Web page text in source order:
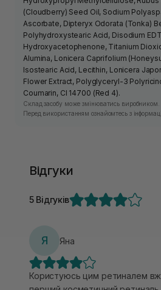
(Cloudberry) Seed Oil, Sodium
Ascorbate, Dipteryx Odorata (Tonka)
Polyhydroxystearic Acid, Disodium
Hydroxyacetophenone, Titanium
Alumina, Lonicera Caprifolium
Isostearic Acid, Lecithin, Lonicera
Flower Extract, Polyglyceryl-3
Coumarin, CI 14700 (Red 4).
Склад засобу може змінюватись виробником.
Перед використанням ознайомтесь з
Відгуки
5 Відгуків
Я Яна
Користуюсь цим ретиналем